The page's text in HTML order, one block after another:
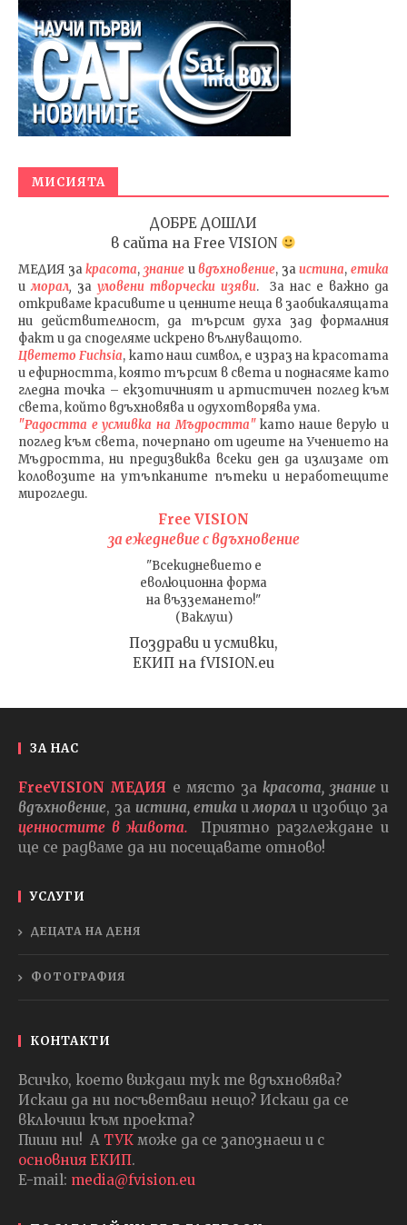
МИСИЯТА
ДОБРЕ ДОШЛИ
в сайта на Free VISION
МЕДИЯ закрасота, знаниеивдъхновение, заистина, етика
иморал, за уловени творчески изяви. За нас е важно да
откриваме красивите и ценните неща в заобикалящата
ни действителност, да търсим духа зад формалния
факт и да споделяме искрено вълнуващото.
Цветето Fuchsia, като наш символ, е израз на красотата
и ефирността, която търсим в света и поднасяме като
гледна точка – екзотичният и артистичен поглед към
света, който вдъхновява и одухотворява ума.
"Радостта е усмивка на Мъдростта"като наше верую и
поглед към света, почерпано от идеите на Учението на
Мъдростта, ни предизвиква всеки ден да излизаме от
коловозите на утъпканите пътеки и неработещите
мирогледи.
Free VISION
за ежедневие с вдъхновение
"Всекидневието е
еволюционна форма
на възземането!"
(Ваклуш)
Поздрави и усмивки,
ЕКИП на fVISION.eu
ЗА НАС
FreeVISION МЕДИЯ е място закрасота, знаниеи
вдъхновение, за истина, етика и морали изобщо за
ценностите в живота.
Приятно разглеждане и
ще се радваме да ни посещавате отново!
УСЛУГИ
ДЕЦАТА НА ДЕНЯ
ФОТОГРАФИЯ
КОНТАКТИ
Всичко, което виждаш тук те вдъхновява?
Искаш да ни посъветваш нещо? Искаш да се
включиш към проекта?
Пиши ни! А ТУК може да се запознаеш и с
основния ЕКИП.
E-mail: media@fvision.eu